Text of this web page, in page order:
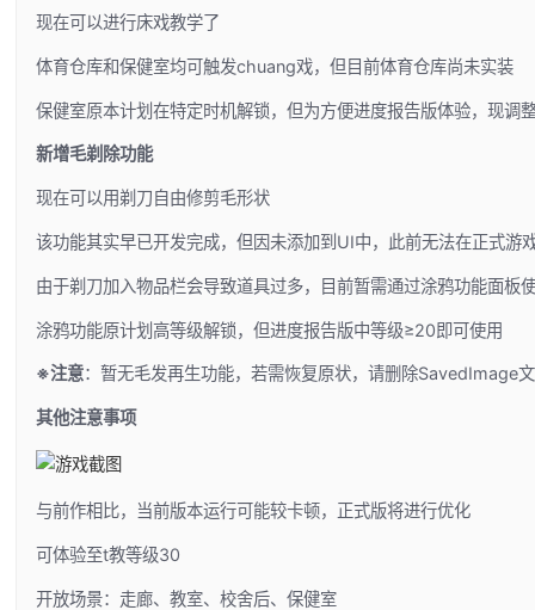
现在可以进行床戏教学了
体育仓库和保健室均可触发chuang戏，但目前体育仓库尚未实装
保健室原本计划在特定时机解锁，但为方便进度报告版体验，现调
新增毛剃除功能
现在可以用剃刀自由修剪毛形状
该功能其实早已开发完成，但因未添加到UI中，此前无法在正式游
由于剃刀加入物品栏会导致道具过多，目前暂需通过涂鸦功能面板
涂鸦功能原计划高等级解锁，但进度报告版中等级≥20即可使用
※注意：暂无毛发再生功能，若需恢复原状，请删除SavedImage
其他注意事项
与前作相比，当前版本运行可能较卡顿，正式版将进行优化
可体验至t教等级30
开放场景：走廊、教室、校舍后、保健室